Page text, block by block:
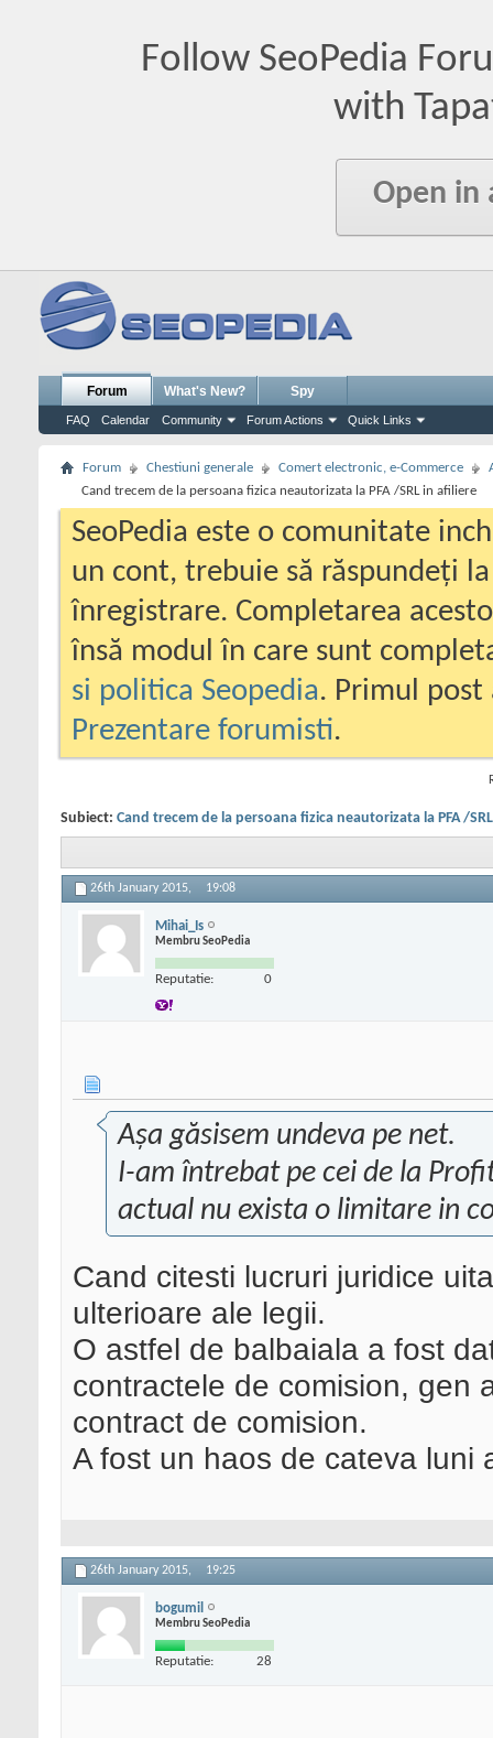
Follow SeoPedia
with
Open in
Forum
FAQ Calendar Community Forum Actions Quick Links
What's New? Spy
Forum Chestiuni generale Comert electronic, e-Commerce
Cand trecem de la persoana fizica neautorizata la PFA /SRL in afiliere
SeoPedia este o comunitate
un cont, trebuie să răspundeți
înregistrare. Completarea
însă modul în care sunt
si politica Seopedia. Primul
Prezentare forumisti.
Subiect: Cand trecem de la persoana fizica neautorizata la PFA /
26th January 2015, 19:08
Mihai_Is
Membru SeoPedia
Reputatie: 0
Așa găsisem undeva pe net.
I-am întrebat pe cei de la
actual nu exista o limitare in
Cand citesti lucruri juridice
ulterioare ale legii.
O astfel de balbaiala a fost
contractele de comision, gen
contract de comision.
A fost un haos de cateva luni
26th January 2015, 19:25
bogumil
Membru SeoPedia
Reputatie: 28